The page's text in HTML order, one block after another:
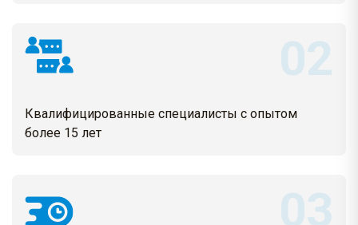
Квалифицированные специалисты с опытом
более 15 лет